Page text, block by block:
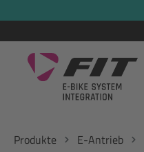
Produkte E-Antrieb